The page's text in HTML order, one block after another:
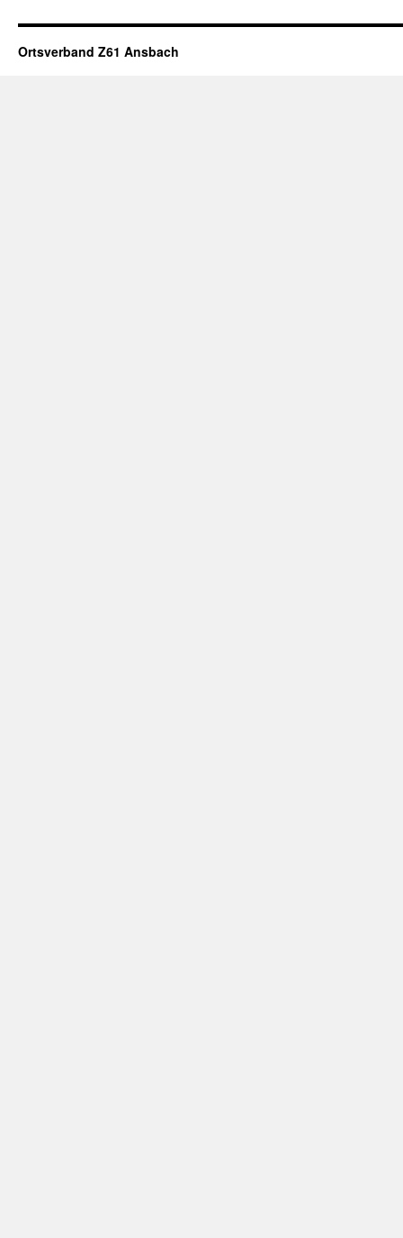
Ortsverband Z61 Ansbach